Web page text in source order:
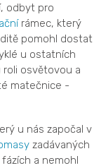
odbyt pro
rámec, který
pomohl dostat
u ostatních
roli osvětovou a
matečnice -
u nás započal v
zadávaných
a nemohl